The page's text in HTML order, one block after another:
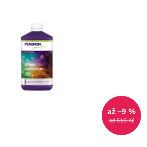
od 510 Kč
až –9 %